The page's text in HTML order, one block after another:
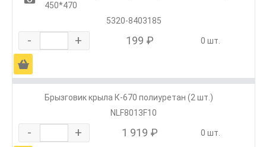
450*470
5320-8403185
- + 199 ₽ 0 шт.
Ä
Брызговик крыла К-670 полиуретан (2 шт.)
NLF8013F10
- + 1 919 ₽ 0 шт.